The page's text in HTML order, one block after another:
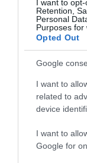
I want to opt-
Retention,
Personal
Purposes for
Opted Out
Google
I want to
related to
device
I want to
Google for